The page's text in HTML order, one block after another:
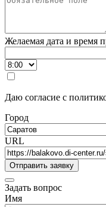
Желаемая дата и время
Даю согласие с
Город
URL
Задать вопрос
Имя